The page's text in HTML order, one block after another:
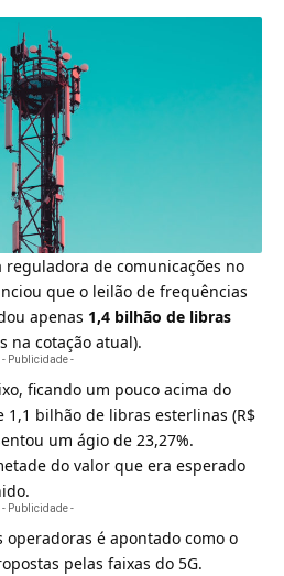
reguladora de comunicações no
que o leilão de frequências
apenas 1,4 bilhão de libras
na cotação atual).
- Publicidade -
ficando um pouco acima do
bilhão de libras esterlinas (R$
um ágio de 23,27%.
do valor que era esperado
.
- Publicidade -
é apontado como o
pelas faixas do 5G.